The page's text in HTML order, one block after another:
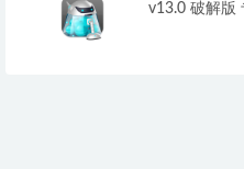
v13.0 破解版